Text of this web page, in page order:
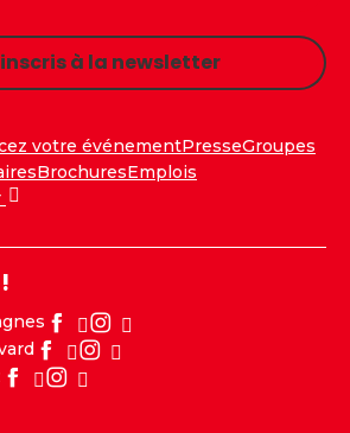
à la newsletter
votre événementPresseGroupes
BrochuresEmplois